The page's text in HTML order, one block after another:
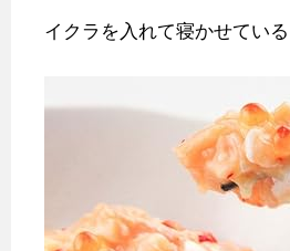
イクラを入れて寝かせている